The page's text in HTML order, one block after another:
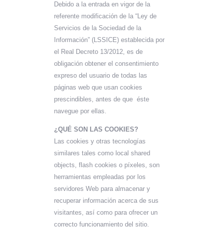
Debido a la entrada en vigor de la
referente modificación de la “Ley de
Servicios de la Sociedad de la
Información” (LSSICE) establecida por
el Real Decreto 13/2012, es de
obligación obtener el consentimiento
expreso del usuario de todas las
páginas web que usan cookies
prescindibles, antes de que éste
navegue por ellas.
¿QUÉ SON LAS COOKIES?
Las cookies y otras tecnologías
similares tales como local shared
objects, flash cookies o píxeles, son
herramientas empleadas por los
servidores Web para almacenar y
recuperar información acerca de sus
visitantes, así como para ofrecer un
correcto funcionamiento del sitio.